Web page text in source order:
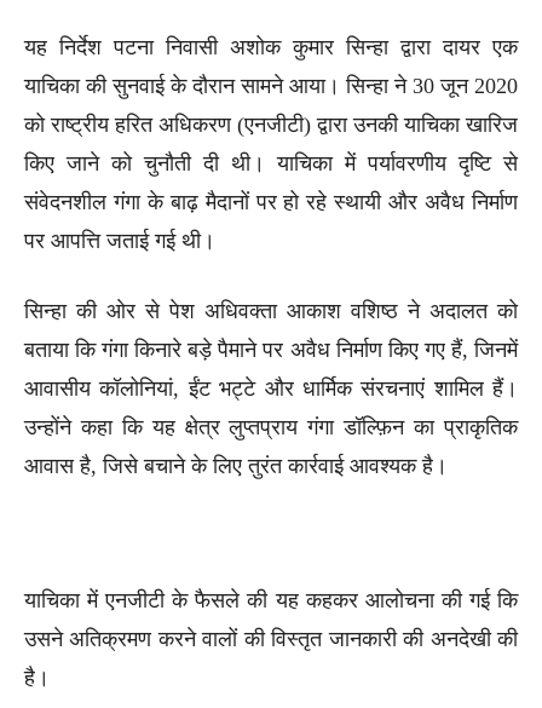
यह निर्देश पटना निवासी अशोक कुमार सिन्हा द्वारा दायर एक
याचिका की सुनवाई के दौरान सामने आया। सिन्हा ने 30 जून 2020
को राष्ट्रीय हरित अधिकरण (एनजीटी) द्वारा उनकी याचिका खारिज
किए जाने को चुनौती दी थी। याचिका में पर्यावरणीय दृष्टि से
संवेदनशील गंगा के बाढ़ मैदानों पर हो रहे स्थायी और अवैध निर्माण
पर आपत्ति जताई गई थी।
सिन्हा की ओर से पेश अधिवक्ता आकाश वशिष्ठ ने अदालत को
बताया कि गंगा किनारे बड़े पैमाने पर अवैध निर्माण किए गए हैं, जिनमें
आवासीय कॉलोनियां, ईंट भट्टे और धार्मिक संरचनाएं शामिल हैं।
उन्होंने कहा कि यह क्षेत्र लुप्तप्राय गंगा डॉल्फ़िन का प्राकृतिक
आवास है, जिसे बचाने के लिए तुरंत कार्रवाई आवश्यक है।
याचिका में एनजीटी के फैसले की यह कहकर आलोचना की गई कि
उसने अतिक्रमण करने वालों की विस्तृत जानकारी की अनदेखी की
है।